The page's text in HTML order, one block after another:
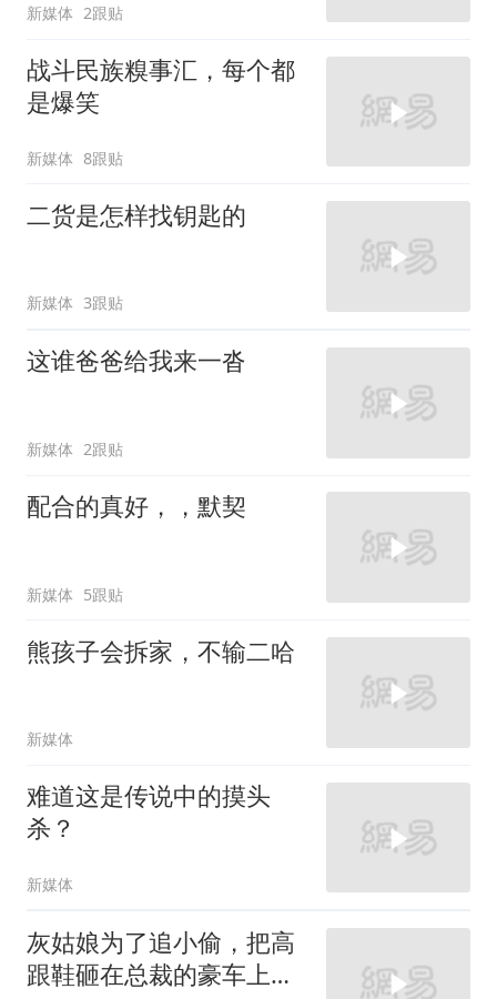
新媒体 2跟贴
战斗民族糗事汇，每个都
是爆笑
新媒体 8跟贴
二货是怎样找钥匙的
新媒体 3跟贴
这谁爸爸给我来一沓
新媒体 2跟贴
配合的真好，，默契
新媒体 5跟贴
熊孩子会拆家，不输二哈
新媒体
难道这是传说中的摸头
杀？
新媒体
灰姑娘为了追小偷，把高
跟鞋砸在总裁的豪车上，